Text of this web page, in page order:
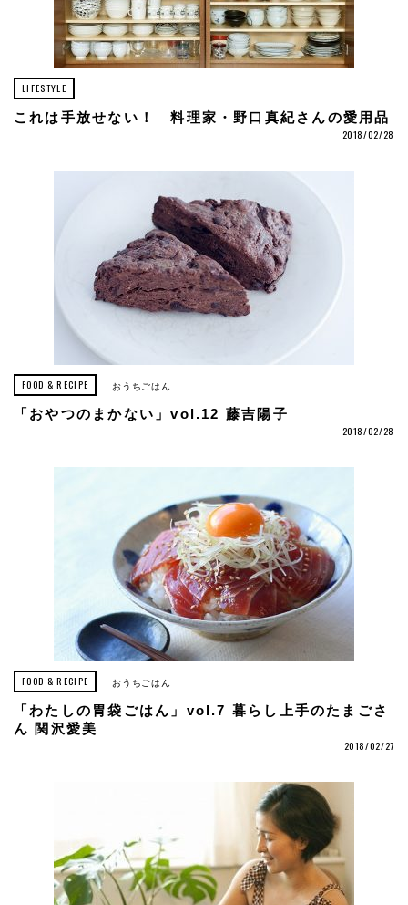
LIFESTYLE
これは手放せない！ 料理家・野口真紀さんの愛用品
2018/02/28
FOOD & RECIPE おうちごはん
「おやつのまかない」vol.12 藤吉陽子
2018/02/28
FOOD & RECIPE おうちごはん
「わたしの胃袋ごはん」vol.7 暮らし上手のたまごさ
ん 関沢愛美
2018/02/27